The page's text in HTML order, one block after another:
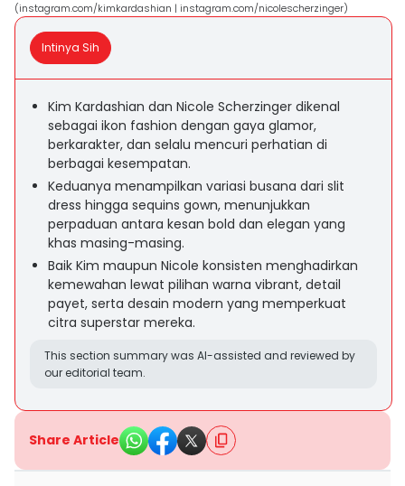
(instagram.com/kimkardashian | instagram.com/nicolescherzinger)
Intinya Sih
Kim Kardashian dan Nicole Scherzinger dikenal
sebagai ikon fashion dengan gaya glamor,
berkarakter, dan selalu mencuri perhatian di
berbagai kesempatan.
Keduanya menampilkan variasi busana dari slit
dress hingga sequins gown, menunjukkan
perpaduan antara kesan bold dan elegan yang
khas masing-masing.
Baik Kim maupun Nicole konsisten menghadirkan
kemewahan lewat pilihan warna vibrant, detail
payet, serta desain modern yang memperkuat
citra superstar mereka.
This section summary was AI-assisted and reviewed by
our editorial team.
Share Article